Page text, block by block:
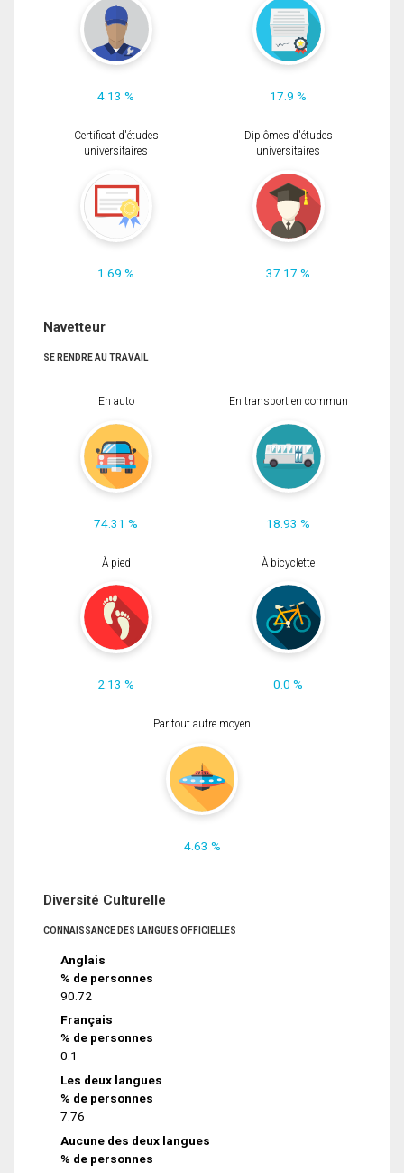
4.13 % 17.9 %
Certificat d'études
universitaires
1.69 %
Diplômes d'études
universitaires
37.17 %
Navetteur
SE RENDRE AU TRAVAIL
En auto
74.31 %
En transport en commun
18.93 %
À pied
2.13 %
À bicyclette
0.0 %
Par tout autre moyen
4.63 %
Diversité Culturelle
CONNAISSANCE DES LANGUES OFFICIELLES
Anglais
% de personnes
90.72
Français
% de personnes
0.1
Les deux langues
% de personnes
7.76
Aucune des deux langues
% de personnes